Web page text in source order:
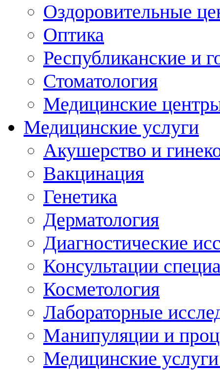
Оздоровительные
Оптика
Республиканские и
Стоматология
Медицинские
Медицинские услуги
Акушерство и
Вакцинация
Генетика
Дерматология
Диагностические
Консультации
Косметология
Лабораторные
Манипуляции и
Медицинские